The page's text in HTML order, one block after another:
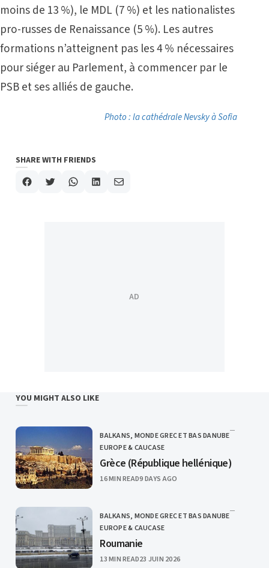
moins de 13 %), le MDL (7 %) et les nationalistes
pro-russes de Renaissance (5 %). Les autres
formations n’atteignent pas les 4 % nécessaires
pour siéger au Parlement, à commencer par le
PSB et ses alliés de gauche.
Photo : la cathédrale Nevsky à Sofia
SHARE WITH FRIENDS
YOU MIGHT ALSO LIKE
CATEGORY
BALKANS, MONDE GREC ET BAS DANUBE
EUROPE & CAUCASE
Grèce (République hellénique)
16 MIN READPUBLISHED
9 DAYS AGO
CATEGORY
BALKANS, MONDE GREC ET BAS DANUBE
EUROPE & CAUCASE
Roumanie
13 MIN READPUBLISHED
23 JUIN 2026